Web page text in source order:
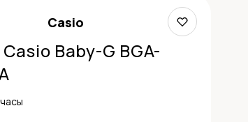
Casio
Baby-G BGA-